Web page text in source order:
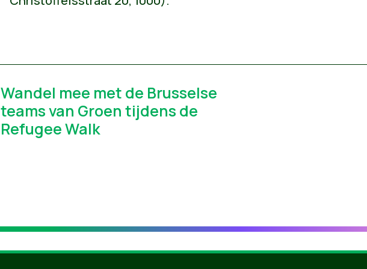
Wandel mee met de Brusselse
teams van Groen tijdens de
Refugee Walk